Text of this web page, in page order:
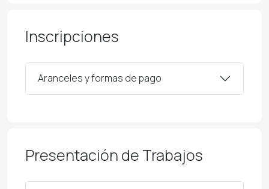
Inscripciones
Aranceles y formas de pago
Presentación de Trabajos